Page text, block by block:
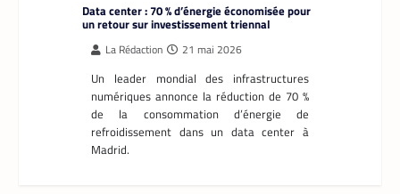
Data center : 70 % d’énergie économisée pour
un retour sur investissement triennal
La Rédaction 21 mai 2026
Un leader mondial des infrastructures
numériques annonce la réduction de 70 %
de la consommation d’énergie de
refroidissement dans un data center à
Madrid.